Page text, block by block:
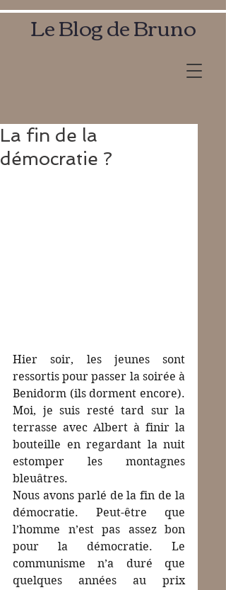
Le Blog de Bruno
La fin de la
démocratie ?
Hier soir, les jeunes sont
ressortis pour passer la soirée à
Benidorm (ils dorment encore).
Moi, je suis resté tard sur la
terrasse avec Albert à finir la
bouteille en regardant la nuit
estomper les montagnes
bleuâtres.
Nous avons parlé de la fin de la
démocratie. Peut-être que
l’homme n’est pas assez bon
pour la démocratie. Le
communisme n’a duré que
quelques années au prix